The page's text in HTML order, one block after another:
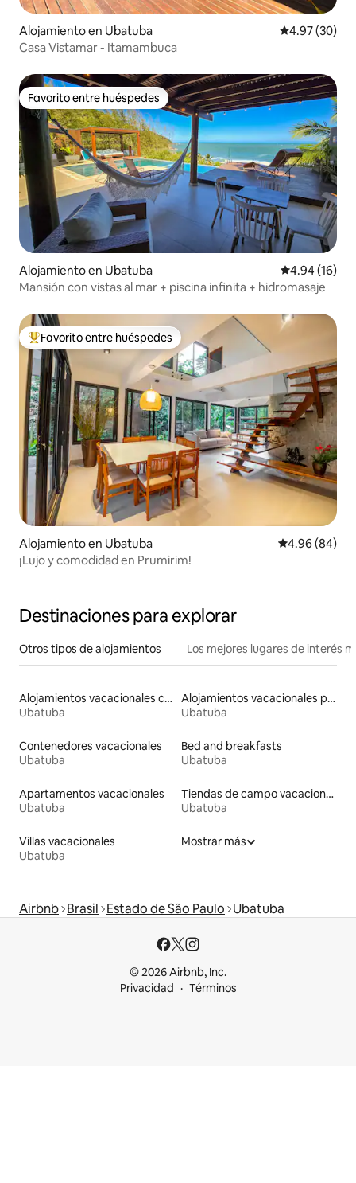
Alojamiento en Ubatuba Calificación
4.97 (30)
Casa Vistamar - Itamambuca
Favorito entre huéspedes
Favorito entre huéspedes
Alojamiento en Ubatuba Calificación
4.94 (16)
Mansión con vistas al mar + piscina infinita + hidromasaje
Favorito entre huéspedes preferido
Favorito entre huéspedes
Alojamiento en Ubatuba Calificación
4.96 (84)
¡Lujo y comodidad en Prumirim!
Destinaciones para explorar
Otros tipos de alojamientos Los mejores lugares de interés
Alojamientos vacacionales con entrada y salida de pistas de esquí
Ubatuba
Alojamientos vacacionales para familias
Ubatuba
Contenedores vacacionales
Ubatuba
Bed and breakfasts
Ubatuba
Apartamentos vacacionales
Ubatuba
Tiendas de campo vacacionales
Ubatuba
Villas vacacionales
Ubatuba
Mostrar más
Airbnb Brasil Estado de São Paulo Ubatuba
© 2026 Airbnb, Inc.
Privacidad
Términos